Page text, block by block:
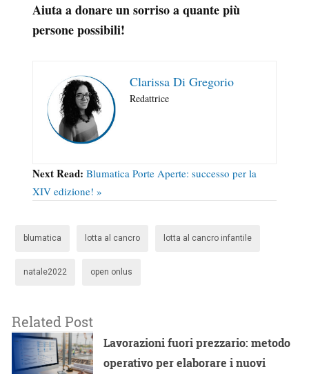
Aiuta a donare un sorriso a quante più
persone possibili!
Clarissa Di Gregorio
Redattrice
Next Read: Blumatica Porte Aperte: successo per la
XIV edizione! »
blumatica lotta al cancro lotta al cancro infantile
natale2022 open onlus
Related Post
Lavorazioni fuori prezzario: metodo
operativo per elaborare i nuovi